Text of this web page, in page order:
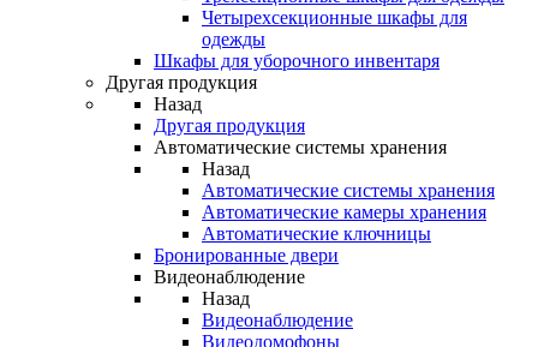
Четырехсекционные шкафы для
одежды
Шкафы для уборочного инвентаря
Другая продукция
Назад
Другая продукция
Автоматические системы хранения
Назад
Автоматические системы хранения
Автоматические камеры хранения
Автоматические ключницы
Бронированные двери
Видеонаблюдение
Назад
Видеонаблюдение
Видеодомофоны